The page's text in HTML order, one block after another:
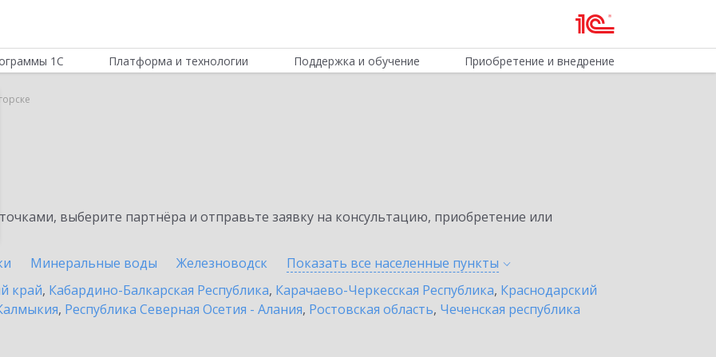
1С Платформа и технологии Поддержка и обучение Приобретение и внедрение
выберите партнёра и отправьте заявку на консультацию, приобретение или
Минеральные воды Железноводск Показать все населенные пункты
край, Кабардино-Балкарская Республика, Карачаево-Черкесская Республика, Краснодарский
, Республика Северная Осетия - Алания, Ростовская область, Чеченская республика